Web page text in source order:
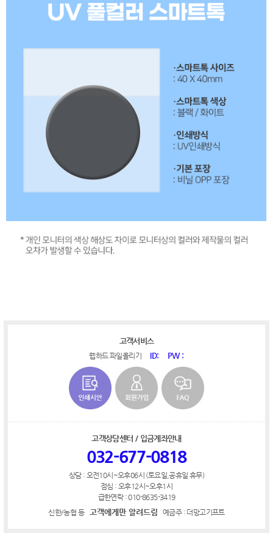
고객서비스
웹하드 파일올리기 ID: PW :
고객상담센터 / 입금계좌안내
032-677-0818
상담 : 오전10시~오후06시 (토요일,공휴일 휴무)
점심 : 오후12시~오후1시
급한연락 : 010-8635-3419
신한/농협 등
고객에게만 알려드림 예금주 : 더망고기프트